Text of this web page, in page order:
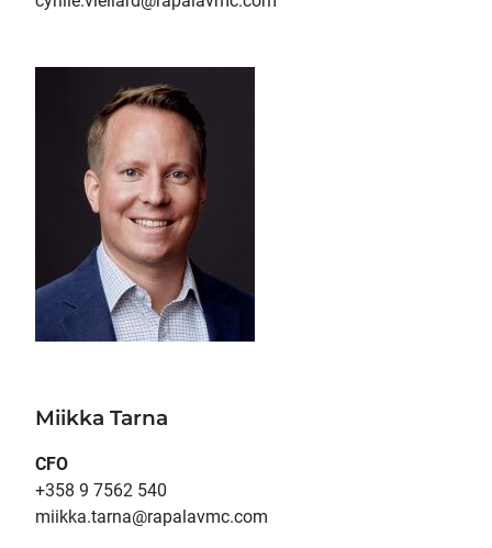
Miikka Tarna
CFO
+358 9 7562 540
miikka.tarna@rapalavmc.com